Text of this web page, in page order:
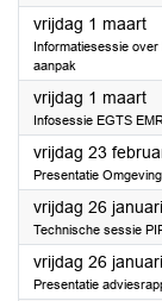
vrijdag 1 maart
Informatiesessie
aanpak
vrijdag 1 maart
Infosessie EGTS
vrijdag 23
Presentatie
vrijdag 26 januari
Technische sessie
vrijdag 26 januari
Presentatie